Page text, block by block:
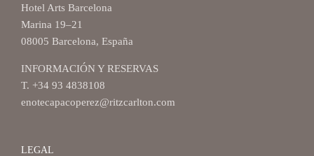
Hotel Arts Barcelona
Marina 19–21
08005 Barcelona, España
INFORMACIÓN Y RESERVAS
T. +34 93 4838108
enotecapacoperez@ritzcarlton.com
LEGAL